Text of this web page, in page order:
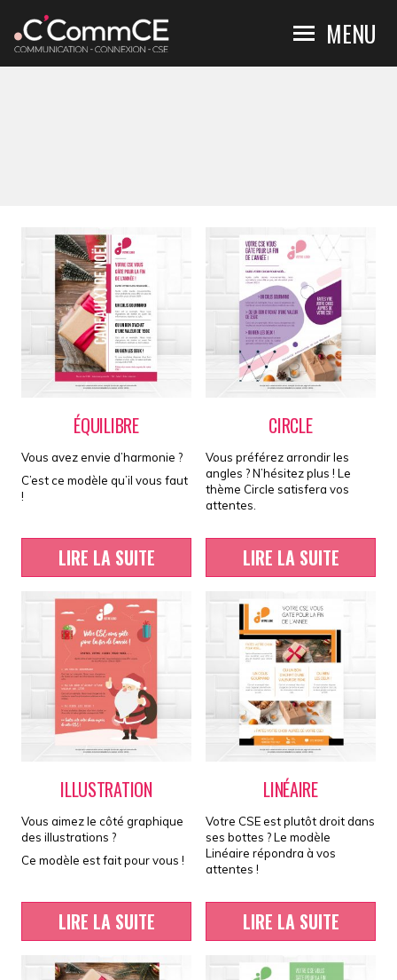
Skip to content
MENU
ARCHIVES :BOUTIQUE
ÉQUILIBRE
Vous avez envie d’harmonie ?
C’est ce modèle qu’il vous faut
!
LIRE LA SUITE
CIRCLE
Vous préférez arrondir les
angles ? N’hésitez plus ! Le
thème Circle satisfera vos
attentes.
LIRE LA SUITE
ILLUSTRATION
Vous aimez le côté graphique
des illustrations ?
Ce modèle est fait pour vous !
LIRE LA SUITE
LINÉAIRE
Votre CSE est plutôt droit dans
ses bottes ? Le modèle
Linéaire répondra à vos
attentes !
LIRE LA SUITE